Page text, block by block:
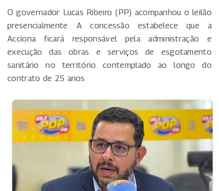
O governador Lucas Ribeiro (PP) acompanhou o leilão
presencialmente. A concessão estabelece que a
Acciona ficará responsável pela administração e
execução das obras e serviços de esgotamento
sanitário no território contemplado ao longo do
contrato de 25 anos.